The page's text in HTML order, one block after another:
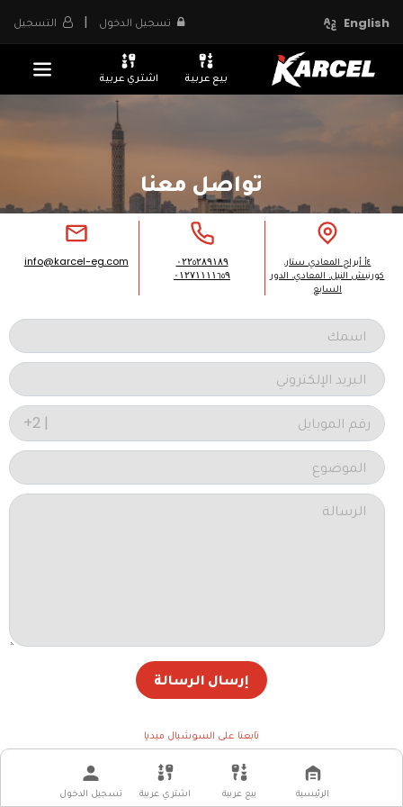
English تسجيل الدخول | التسجيل
بيع عربية اشتري عربية
تواصل معنا
٤أ أبراج المعادي ستار،
كورنيش النيل، المعادي، الدور
السابع
۰۲۲٥۲۸۹۱۸۹
۰۱۲۷۱۱۱۱٦٥۹
info@karcel-eg.com
رقم الموبايل +2 |
إرسال الرسالة
تابعنا على السوشيال ميديا
الرئيسية بيع عربية اشتري عربية تسجيل الدخول